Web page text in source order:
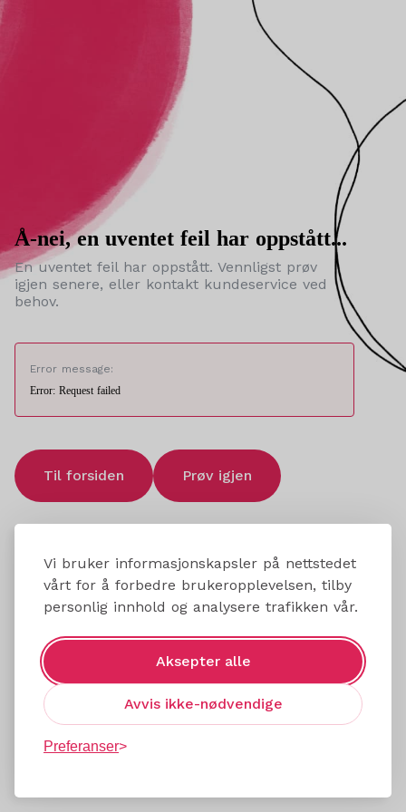
Vi bruker informasjonskapsler på nettstedet
vårt for å forbedre brukeropplevelsen, tilby
personlig innhold og analysere trafikken vår.
Aksepter alle
Avvis ikke-nødvendige
Preferanser
Å-nei, en uventet feil har oppstått...
En uventet feil har oppstått. Vennligst prøv
igjen senere, eller kontakt kundeservice ved
behov.
Error message:
Error: Request failed
Til forsiden Prøv igjen